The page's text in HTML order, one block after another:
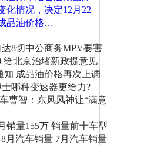
化情况，决定12月22
品油价格…
8切中公商务MPV要害
给北京治堵新政提意见
知 成品油价格再次上调
哪种变速器更给力?
曹智：东风风神让“满意
销量155万 销量前十车型
8月汽车销量 7月汽车销量